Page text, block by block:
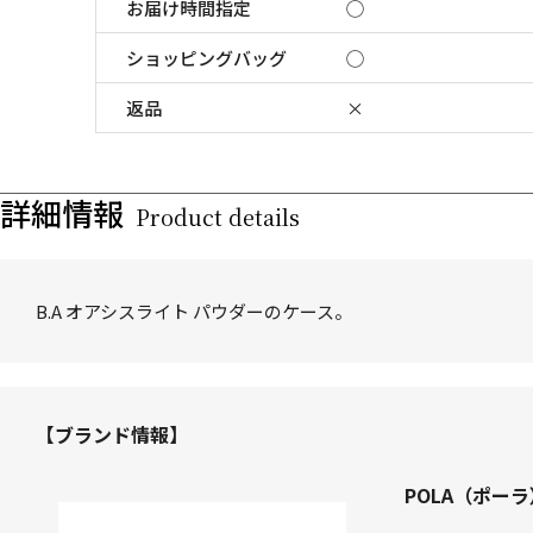
お届け時間指定
◯
ショッピングバッグ
◯
返品
×
詳細情報 Product details
B.A オアシスライト パウダーのケース。
【ブランド情報】
POLA（ポー